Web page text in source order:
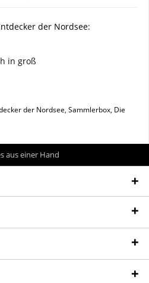
in groß
der Nordsee, Sammlerbox, Die
aus einer Hand